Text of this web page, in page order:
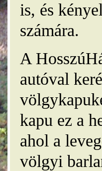
is, és
számára.
A
autóval
kapu ez a
ahol a
völgyi